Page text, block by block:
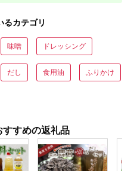
るカテゴリ
味噌 ドレッシング
だし 食用油 ふりかけ
すめの返礼品